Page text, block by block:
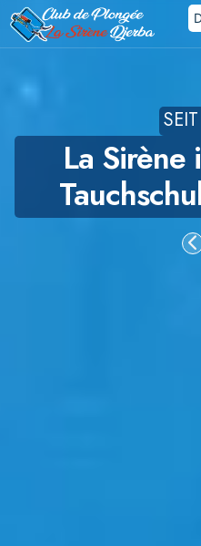
La Sirène